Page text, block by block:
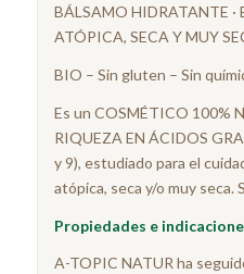
BÁLSAMO HIDRATANTE ·
ATÓPICA, SECA Y MUY
BIO – Sin gluten – Sin
Es un COSMÉTICO 100%
RIQUEZA EN ÁCIDOS
y 9), estudiado para el
atópica, seca y/o muy seca.
Propiedades e
A-TOPIC NATUR ha